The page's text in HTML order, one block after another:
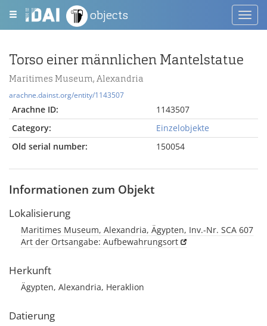
objects
Torso einer männlichen Mantelstatue
Maritimes Museum, Alexandria
arachne.dainst.org/entity/1143507
Arachne ID:
1143507
Category:
Einzelobjekte
Old serial number:
150054
Informationen zum Objekt
Lokalisierung
Maritimes Museum, Alexandria, Ägypten, Inv.-Nr. SCA 607
Art der Ortsangabe: Aufbewahrungsort
Herkunft
Ägypten, Alexandria, Heraklion
Datierung